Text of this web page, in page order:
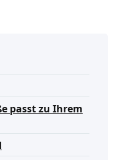
passt zu Ihrem